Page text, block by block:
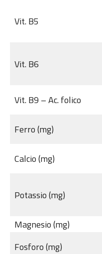
Vit. B5
Vit. B6
Vit. B9 – Ac. folico
Ferro (mg)
Calcio (mg)
Potassio (mg)
Magnesio (mg)
Fosforo (mg)